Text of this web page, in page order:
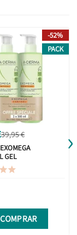
39,95 €
GEL
2 EN 1

COMPRAR
-52%
PACK
›